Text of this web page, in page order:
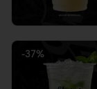
-37%